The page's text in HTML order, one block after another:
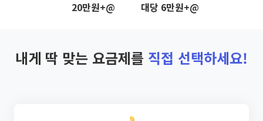
20만원+@ 대당 6만원+@
내게 딱 맞는 요금제를 직접 선택하세요!